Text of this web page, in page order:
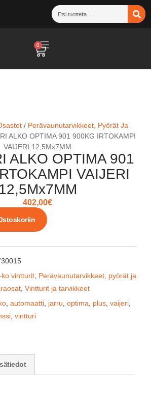
0
/ Perävaunutarvikkeet, Pyörät Ja
ALKO OPTIMA 901 900KG IRTOKAMPI
VAIJERI 12,5Mx7MM
ALKO OPTIMA 901
VAIJERI
12,5Mx7MM
402,00€
ko vintturit, Perävaunutarvikkeet, pyörät ja
, Vintturit ja tarvikkeet
, automaatti, jarru, optima, plus, vaijeri,
, vintturi